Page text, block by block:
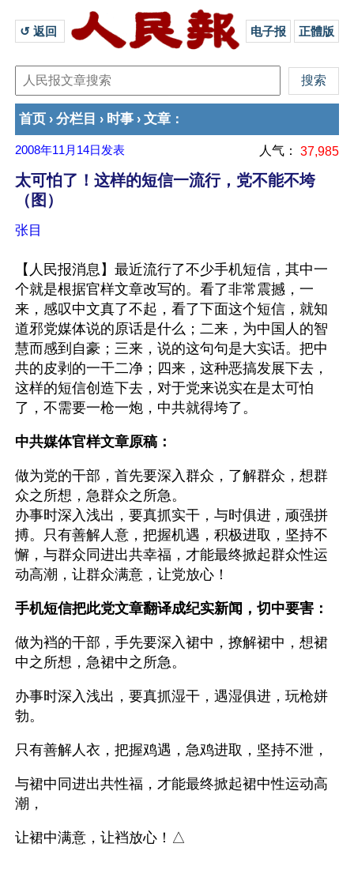
↺ 返回 电子报 正體版
首页 › 分栏目 › 时事 › 文章 ：
2008年11月14日 发表 人气： 37,985
太可怕了！这样的短信一流行，党不能不垮
（图）
张目
【人民报消息】最近流行了不少手机短信，其中一
个就是根据官样文章改写的。看了非常震撼，一
来，感叹中文真了不起，看了下面这个短信，就知
道邪党媒体说的原话是什么；二来，为中国人的智
慧而感到自豪；三来，说的这句句是大实话。把中
共的皮剥的一干二净；四来，这种恶搞发展下去，
这样的短信创造下去，对于党来说实在是太可怕
了，不需要一枪一炮，中共就得垮了。
中共媒体官样文章原稿：
做为党的干部，首先要深入群众，了解群众，想群
众之所想，急群众之所急。
办事时深入浅出，要真抓实干，与时俱进，顽强拼
搏。只有善解人意，把握机遇，积极进取，坚持不
懈，与群众同进出共幸福，才能最终掀起群众性运
动高潮，让群众满意，让党放心！
手机短信把此党文章翻译成纪实新闻，切中要害：
做为裆的干部，手先要深入裙中，撩解裙中，想裙
中之所想，急裙中之所急。
办事时深入浅出，要真抓湿干，遇湿俱进，玩枪姘
勃。
只有善解人衣，把握鸡遇，急鸡进取，坚持不泄，
与裙中同进出共性福，才能最终掀起裙中性运动高
潮，
让裙中满意，让裆放心！△